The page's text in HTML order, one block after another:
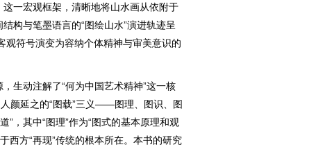
一宏观框架，清晰地将山水画从依附于
构与笔墨语言的“图绘山水”演进轨迹呈
符号演变为容纳个体精神与审美意识的
生动注解了“何为中国艺术精神”这一核
人颜延之的“图载”三义——图理、图识、图
”，其中“图理”作为“图式的基本原理和观
西方“再现”传统的根本所在。本书的研究